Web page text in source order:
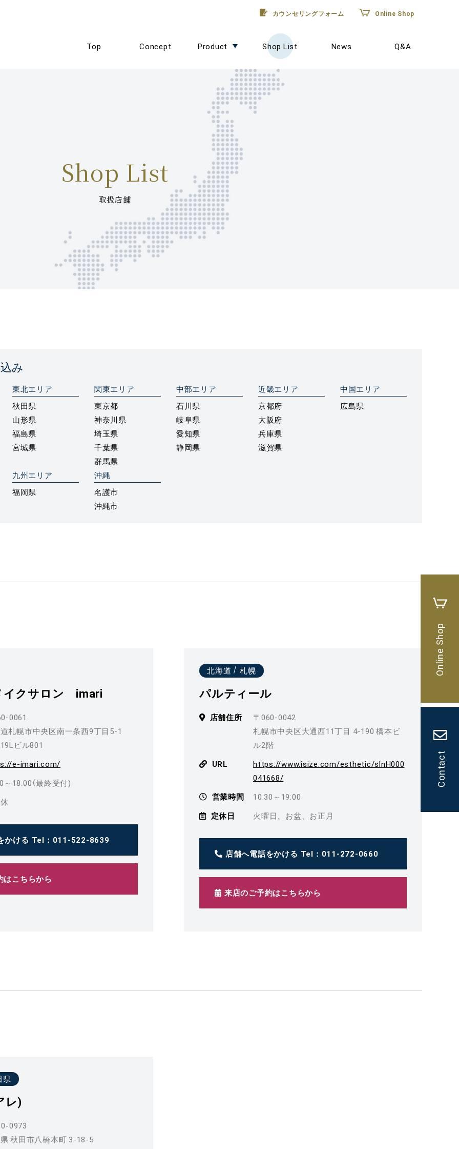
Top Concept Product Shop List News Q&A
カウンセリングフォーム Online Shop
Shop List
取扱店舗
み
東北エリア
秋田県
山形県
福島県
宮城県
関東エリア
東京都
神奈川県
埼玉県
千葉県
群馬県
中部エリア
石川県
岐阜県
愛知県
静岡県
近畿エリア
京都府
大阪府
兵庫県
滋賀県
中国エリア
広島県
九州エリア
福岡県
沖縄
名護市
沖縄市
イクサロン imari
0061
札幌市中央区南一条西9丁目5-1
ビル801
e-imari.com/
～18:00（最終受付)
かける Tel：011-522-8639
はこちらから
北海道 札幌
パルティール
店舗住所
〒060-0042
札幌市中央区大通西11丁目 4-190 橋本ビ
ル2階
URL
https://www.isize.com/esthetic/slnH000
041668/
営業時間
10:30～19:00
定休日
火曜日、お盆、お正月
店舗へ電話をかける Tel：011-272-0660
来店のご予約はこちらから
県
レ)
0973
秋田市八橋本町 3-18-5
Online Shop
Contact